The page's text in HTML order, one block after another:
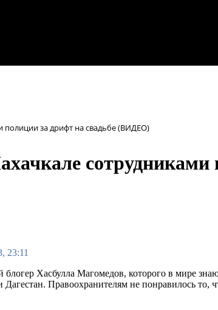
полиции за дрифт на свадьбе (ВИДЕО)
сотрудниками
23:11
блогер Хасбулла Магомедов, которого в мире
Дагестан. Правоохранителям не понравилось то,